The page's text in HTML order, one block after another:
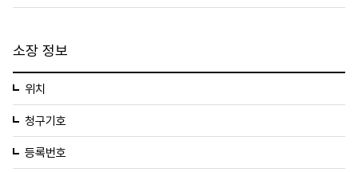
소장 정보
위치
청구기호
등록번호